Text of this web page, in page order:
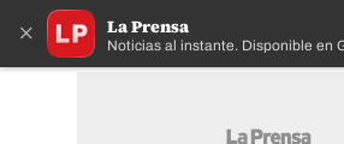
× La Prensa
Noticias al instante. Disponible en